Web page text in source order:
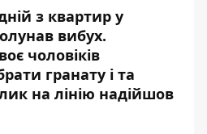
з квартир у
вибух.
чоловіків
гранату і та
на лінію надійшов